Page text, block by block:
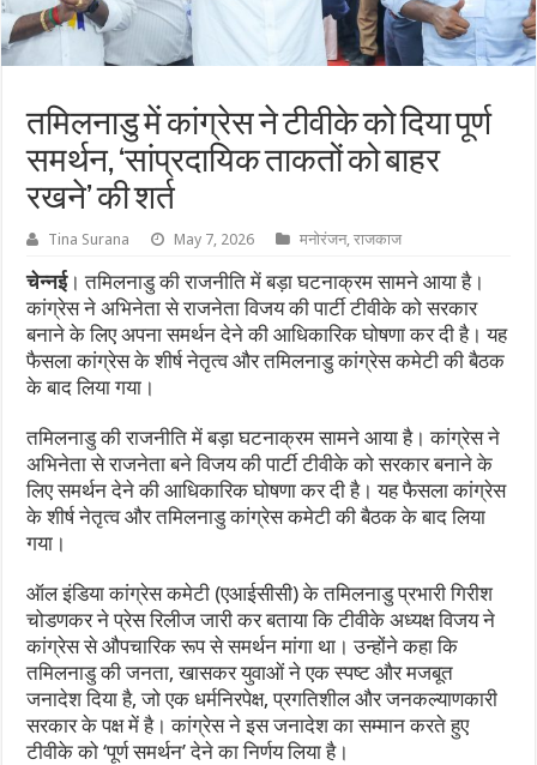
तमिलनाडु में कांग्रेस ने टीवीके को दिया पूर्ण
समर्थन, ‘सांप्रदायिक ताकतों को बाहर
रखने’ की शर्त
Tina Surana May 7, 2026 मनोरंजन,राजकाज
चेन्नई। तमिलनाडु की राजनीति में बड़ा घटनाक्रम सामने आया है।
कांग्रेस ने अभिनेता से राजनेता विजय की पार्टी टीवीके को सरकार
बनाने के लिए अपना समर्थन देने की आधिकारिक घोषणा कर दी है। यह
फैसला कांग्रेस के शीर्ष नेतृत्व और तमिलनाडु कांग्रेस कमेटी की बैठक
के बाद लिया गया।
तमिलनाडु की राजनीति में बड़ा घटनाक्रम सामने आया है। कांग्रेस ने
अभिनेता से राजनेता बने विजय की पार्टी टीवीके को सरकार बनाने के
लिए समर्थन देने की आधिकारिक घोषणा कर दी है। यह फैसला कांग्रेस
के शीर्ष नेतृत्व और तमिलनाडु कांग्रेस कमेटी की बैठक के बाद लिया
गया।
ऑल इंडिया कांग्रेस कमेटी (एआईसीसी) के तमिलनाडु प्रभारी गिरीश
चोडणकर ने प्रेस रिलीज जारी कर बताया कि टीवीके अध्यक्ष विजय ने
कांग्रेस से औपचारिक रूप से समर्थन मांगा था। उन्होंने कहा कि
तमिलनाडु की जनता, खासकर युवाओं ने एक स्पष्ट और मजबूत
जनादेश दिया है, जो एक धर्मनिरपेक्ष, प्रगतिशील और जनकल्याणकारी
सरकार के पक्ष में है। कांग्रेस ने इस जनादेश का सम्मान करते हुए
टीवीके को ‘पूर्ण समर्थन’ देने का निर्णय लिया है।